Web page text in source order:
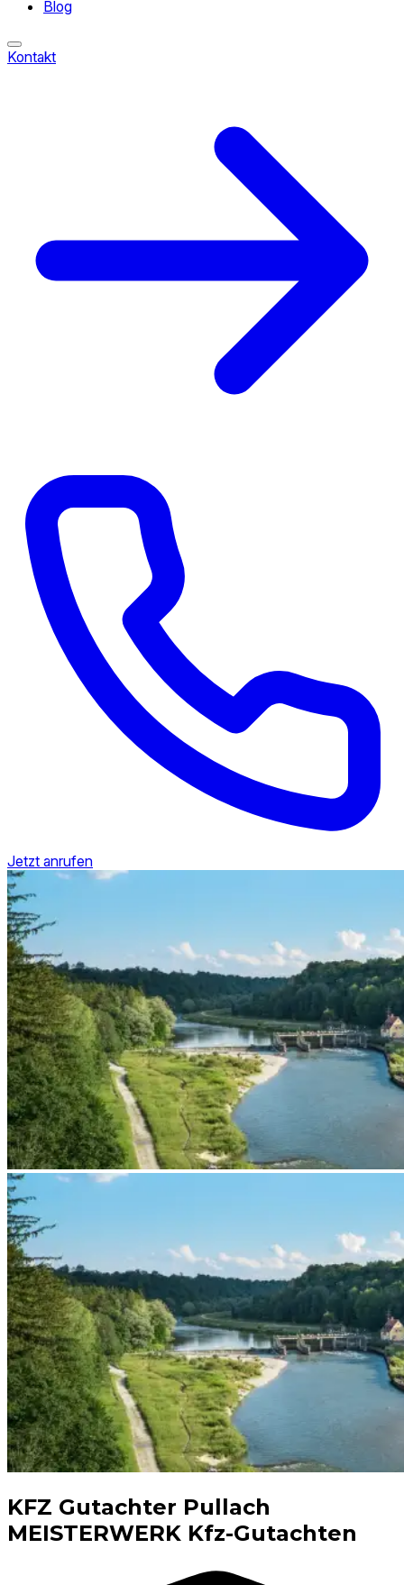
Blog
Kontakt
Jetzt anrufen
KFZ Gutachter Pullach
MEISTERWERK Kfz-Gutachten